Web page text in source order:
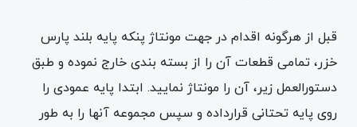
قبل از هرگونه اقدام در جهت مونتاژ پنکه پایه بلند پارس
خزر، تمامی قطعات آن را از بسته بندی خارج نموده و طبق
دستورالعمل زیر، آن را مونتاژ نمایید. ابتدا پایه عمودی را
روی پایه تحتانی قرارداده و سپس مجموعه آنها را به طور